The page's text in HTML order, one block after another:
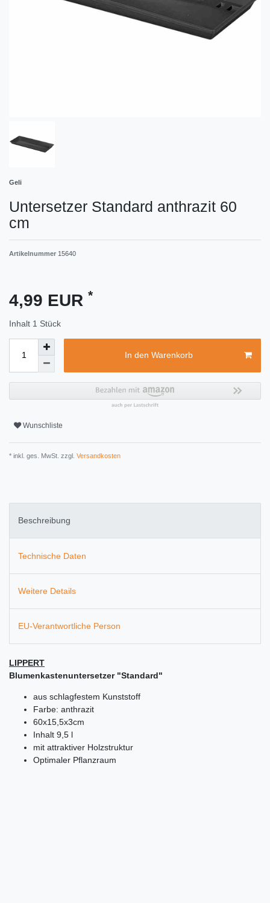
Geli
Untersetzer Standard anthrazit 60
cm
Artikelnummer 15640
4,99 EUR *
Inhalt 1 Stück
In den Warenkorb
Wunschliste
* inkl. ges. MwSt. zzgl. Versandkosten
Beschreibung
Technische Daten
Weitere Details
EU-Verantwortliche Person
LIPPERT
Blumenkastenuntersetzer "Standard"
aus schlagfestem Kunststoff
Farbe: anthrazit
60x15,5x3cm
Inhalt 9,5 l
mit attraktiver Holzstruktur
Optimaler Pflanzraum